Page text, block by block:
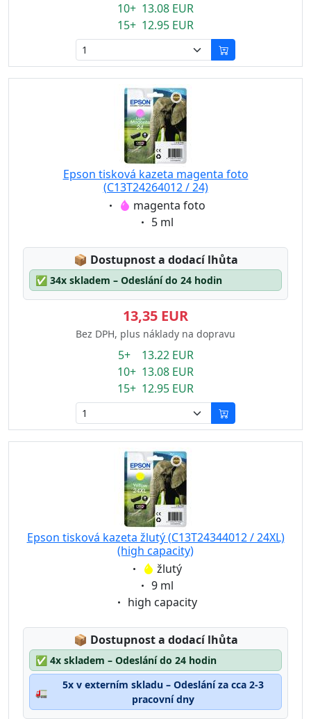
10+ 13.08 EUR
15+ 12.95 EUR
Epson tisková kazeta magenta foto
(C13T24264012 / 24)
Eigenschaft:
magenta foto
Eigenschaft:
5 ml
📦 Lagerstatus:
Dostupnost a dodací lhůta
✅ 34x skladem – Odeslání do 24 hodin
13,35 EUR
Bez DPH, plus náklady na dopravu
5+ 13.22 EUR
10+ 13.08 EUR
15+ 12.95 EUR
Epson tisková kazeta žlutý (C13T24344012 / 24XL)
(high capacity)
Eigenschaft:
žlutý
Eigenschaft:
9 ml
Eigenschaft:
high capacity
📦 Lagerstatus:
Dostupnost a dodací lhůta
✅ 4x skladem – Odeslání do 24 hodin
🚛
5x v externím skladu – Odeslání za cca 2-3
pracovní dny